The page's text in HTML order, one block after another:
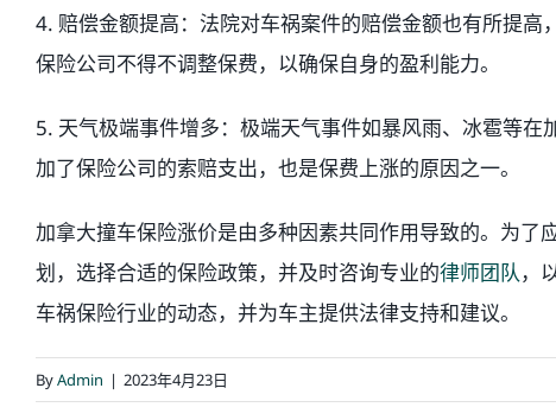
4. 赔偿金额提高：法院对车祸案件的赔偿金额也有所提高
保险公司不得不调整保费，以确保自身的盈利能力。
5. 天气极端事件增多：极端天气事件如暴风雨、冰雹等
加了保险公司的索赔支出，也是保费上涨的原因之一。
加拿大撞车保险涨价是由多种因素共同作用导致的。为
划，选择合适的保险政策，并及时咨询专业的律师团队，
车祸保险行业的动态，并为车主提供法律支持和建议。
ByAdmin | 2023年4月23日